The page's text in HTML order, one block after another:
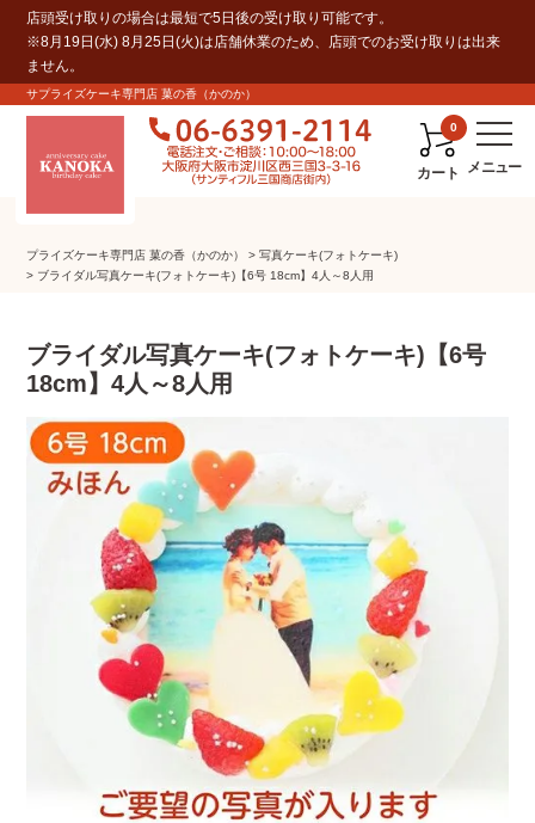
店頭受け取りの場合は最短で5日後の受け取り可能です。
※8月19日(水) 8月25日(火)は店舗休業のため、店頭でのお受け取りは出来
ません。
サプライズケーキ専門店 菓の香（かのか）
0
カート
プライズケーキ専⾨店 菓の⾹（かのか）
写真ケーキ(フォトケーキ)
ブライダル写真ケーキ(フォトケーキ)【6号 18cm】4人～8人用
ブライダル写真ケーキ(フォトケーキ)【6号
18cm】4人～8人用